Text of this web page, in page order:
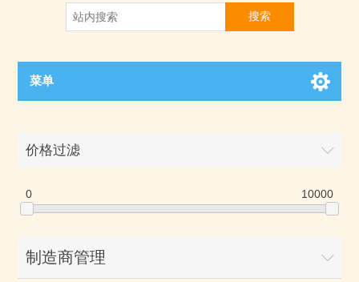
搜索
菜单
价格过滤
0 10000
制造商管理